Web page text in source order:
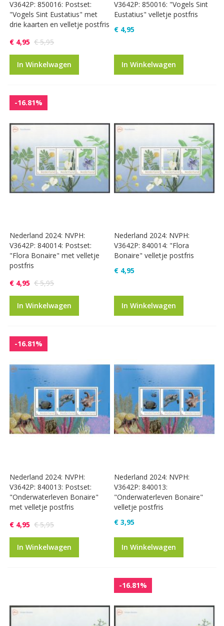
V3642P: 850016: Postset:
"Vogels Sint Eustatius" met
drie kaarten en velletje postfris
€ 4,95 € 5,95
In Winkelwagen
V3642P: 850016: "Vogels Sint
Eustatius" velletje postfris
€ 4,95
In Winkelwagen
-16.81%
Nederland 2024: NVPH:
V3642P: 840014: Postset:
"Flora Bonaire" met velletje
postfris
€ 4,95 € 5,95
In Winkelwagen
Nederland 2024: NVPH:
V3642P: 840014: "Flora
Bonaire" velletje postfris
€ 4,95
In Winkelwagen
-16.81%
Nederland 2024: NVPH:
V3642P: 840013: Postset:
"Onderwaterleven Bonaire"
met velletje postfris
€ 4,95 € 5,95
In Winkelwagen
Nederland 2024: NVPH:
V3642P: 840013:
"Onderwaterleven Bonaire"
velletje postfris
€ 3,95
In Winkelwagen
-16.81%